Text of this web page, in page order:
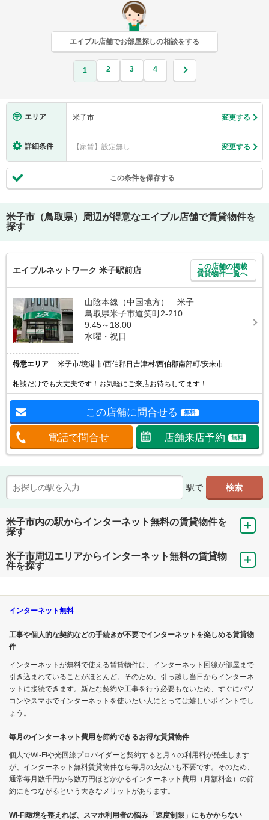
エイブル店舗でお部屋探しの相談をする
1 2 3 4
エリア 米子市 変更する
詳細条件 【家賃】設定無し 変更する
この条件を保存する
米子市（鳥取県）
周辺が得意なエイブル店舗で賃貸物件を
探す
エイブルネットワーク 米子駅前店
この店舗の掲載
賃貸物件一覧へ
山陰本線（中国地方） 米子
鳥取県米子市道笑町2-210
9:45～18:00
水曜・祝日
得意エリア 米子市/境港市/西伯郡日吉津村/西伯郡南部町/安来市
相談だけでも大丈夫です！お気軽にご来店お待ちしてます！
この店舗に問合せる 無料
電話で問合せ 店舗来店予約 無料
駅で
米子市内の駅からインターネット無料の賃貸物件を
探す
米子市周辺エリアからインターネット無料の賃貸物
件を探す
インターネット無料
工事や個人的な契約などの手続きが不要でインターネットを楽しめる賃貸物
件
インターネットが無料で使える賃貸物件は、インターネット回線が部屋まで
引き込まれていることがほとんど。そのため、引っ越し当日からインターネ
ットに接続できます。新たな契約や工事を行う必要もないため、すぐにパソ
コンやスマホでインターネットを使いたい人にとっては嬉しいポイントでし
ょう。
毎月のインターネット費用を節約できるお得な賃貸物件
個人でWi-Fiや光回線プロバイダーと契約すると月々の利用料が発生します
が、インターネット無料賃貸物件なら毎月の支払いも不要です。そのため、
通常毎月数千円から数万円ほどかかるインターネット費用（月額料金）の節
約にもつながるという大きなメリットがあります。
Wi-Fi環境を整えれば、スマホ利用者の悩み「速度制限」にもかからない